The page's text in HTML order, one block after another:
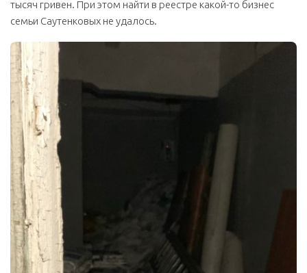
тысяч гривен. При этом найти в реестре какой-то бизнес
семьи Саутенковых не удалось.